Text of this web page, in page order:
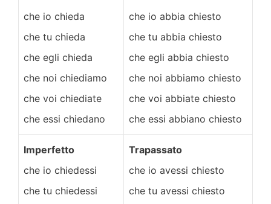
che io chieda
che tu chieda
che egli chieda
che noi chiediamo
che voi chiediate
che essi chiedano
che io abbia chiesto
che tu abbia chiesto
che egli abbia chiesto
che noi abbiamo chiesto
che voi abbiate chiesto
che essi abbiano chiesto
Imperfetto
che io chiedessi
che tu chiedessi
Trapassato
che io avessi chiesto
che tu avessi chiesto